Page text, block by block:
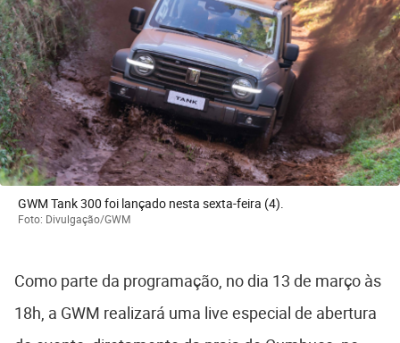
GWM Tank 300 foi lançado nesta sexta-feira (4).
Foto: Divulgação/GWM
Como parte da programação, no dia 13 de março às
18h, a GWM realizará uma live especial de abertura